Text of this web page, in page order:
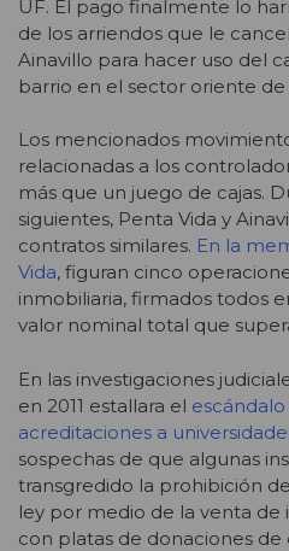
UF. El pago finalmente lo
de los arriendos que le
Ainavillo para hacer uso del
barrio en el sector oriente de
Los mencionados
relacionadas a los
más que un juego de cajas.
siguientes, Penta Vida y
contratos similares. En la
Vida, figuran cinco
inmobiliaria, firmados todos
valor nominal total que
En las investigaciones
en 2011 estallara el
acreditaciones a
sospechas de que algunas
transgredido la prohibición
ley por medio de la venta
con platas de donaciones de